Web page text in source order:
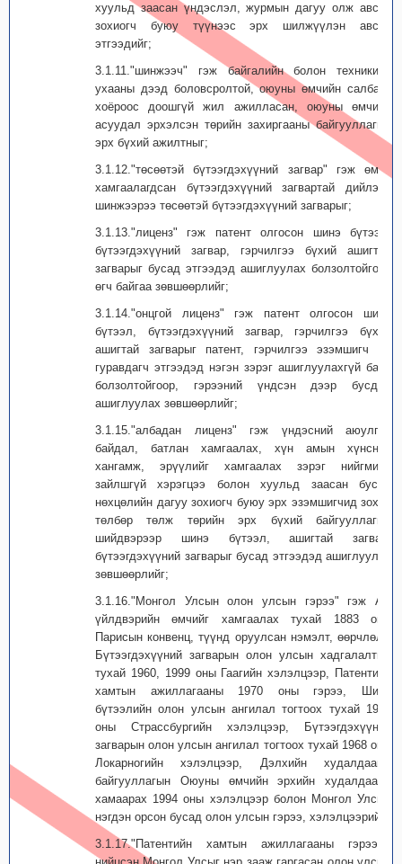
хуульд заасан үндэслэл, журмын дагуу олж авсан
зохиогч буюу түүнээс эрх шилжүүлэн авсан
этгээдийг;
3.1.11."шинжээч" гэж байгалийн болон техникийн
ухааны дээд боловсролтой, оюуны өмчийн салбарт
хоёроос доошгүй жил ажилласан, оюуны өмчийн
асуудал эрхэлсэн төрийн захиргааны байгууллагын
эрх бүхий ажилтныг;
3.1.12."төсөөтэй бүтээгдэхүүний загвар" гэж өмнө
хамгаалагдсан бүтээгдэхүүний загвартай дийлэнх
шинжээрээ төсөөтэй бүтээгдэхүүний загварыг;
3.1.13."лиценз" гэж патент олгосон шинэ бүтээл,
бүтээгдэхүүний загвар, гэрчилгээ бүхий ашигтай
загварыг бусад этгээдэд ашиглуулах болзолтойгоор
өгч байгаа зөвшөөрлийг;
3.1.14."онцгой лиценз" гэж патент олгосон шинэ
бүтээл, бүтээгдэхүүний загвар, гэрчилгээ бүхий
ашигтай загварыг патент, гэрчилгээ эзэмшигч нь
гуравдагч этгээдэд нэгэн зэрэг ашиглуулахгүй байх
болзолтойгоор, гэрээний үндсэн дээр бусдад
ашиглуулах зөвшөөрлийг;
3.1.15."албадан лиценз" гэж үндэсний аюулгүй
байдал, батлан хамгаалах, хүн амын хүнсний
хангамж, эрүүлийг хамгаалах зэрэг нийгмийн
зайлшгүй хэрэгцээ болон хуульд заасан бусад
нөхцөлийн дагуу зохиогч буюу эрх эзэмшигчид зохих
төлбөр төлж төрийн эрх бүхий байгууллагын
шийдвэрээр шинэ бүтээл, ашигтай загвар,
бүтээгдэхүүний загварыг бусад этгээдэд ашиглуулах
зөвшөөрлийг;
3.1.16."Монгол Улсын олон улсын гэрээ" гэж Аж
үйлдвэрийн өмчийг хамгаалах тухай 1883 оны
Парисын конвенц, түүнд оруулсан нэмэлт, өөрчлөлт,
Бүтээгдэхүүний загварын олон улсын хадгалалтын
тухай 1960, 1999 оны Гаагийн хэлэлцээр, Патентийн
хамтын ажиллагааны 1970 оны гэрээ, Шинэ
бүтээлийн олон улсын ангилал тогтоох тухай 1971
оны Страссбургийн хэлэлцээр, Бүтээгдэхүүний
загварын олон улсын ангилал тогтоох тухай 1968 оны
Локарногийн хэлэлцээр, Дэлхийн худалдааны
байгууллагын Оюуны өмчийн эрхийн худалдаанд
хамаарах 1994 оны хэлэлцээр болон Монгол Улсын
нэгдэн орсон бусад олон улсын гэрээ, хэлэлцээрийг;
3.1.17."Патентийн хамтын ажиллагааны гэрээнд